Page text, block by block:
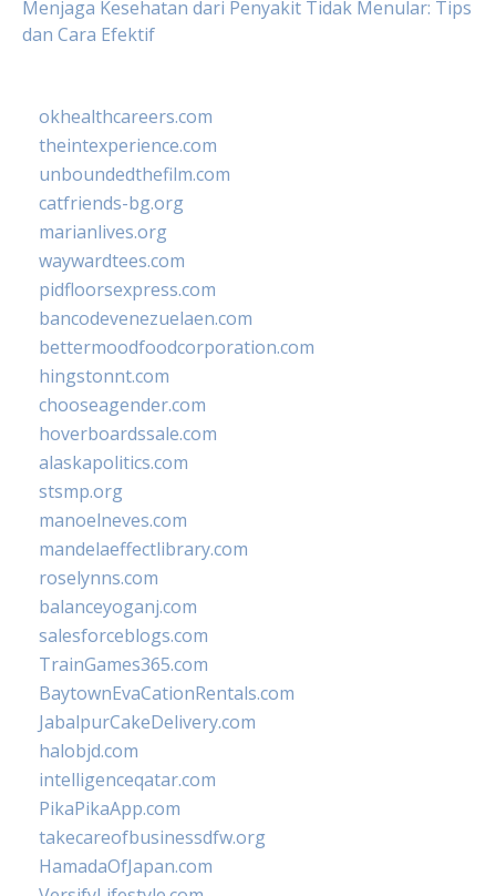
Menjaga Kesehatan dari Penyakit Tidak Menular: Tips
dan Cara Efektif
okhealthcareers.com
theintexperience.com
unboundedthefilm.com
catfriends-bg.org
marianlives.org
waywardtees.com
pidfloorsexpress.com
bancodevenezuelaen.com
bettermoodfoodcorporation.com
hingstonnt.com
chooseagender.com
hoverboardssale.com
alaskapolitics.com
stsmp.org
manoelneves.com
mandelaeffectlibrary.com
roselynns.com
balanceyoganj.com
salesforceblogs.com
TrainGames365.com
BaytownEvaCationRentals.com
JabalpurCakeDelivery.com
halobjd.com
intelligenceqatar.com
PikaPikaApp.com
takecareofbusinessdfw.org
HamadaOfJapan.com